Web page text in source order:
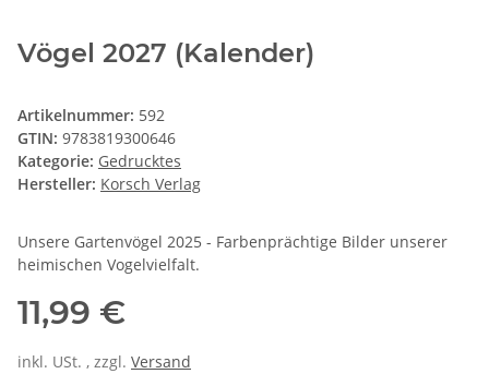
Vögel 2027 (Kalender)
Artikelnummer: 592
GTIN: 9783819300646
Kategorie: Gedrucktes
Hersteller: Korsch Verlag
Unsere Gartenvögel 2025 - Farbenprächtige Bilder unserer
heimischen Vogelvielfalt.
11,99 €
inkl. USt. , zzgl. Versand